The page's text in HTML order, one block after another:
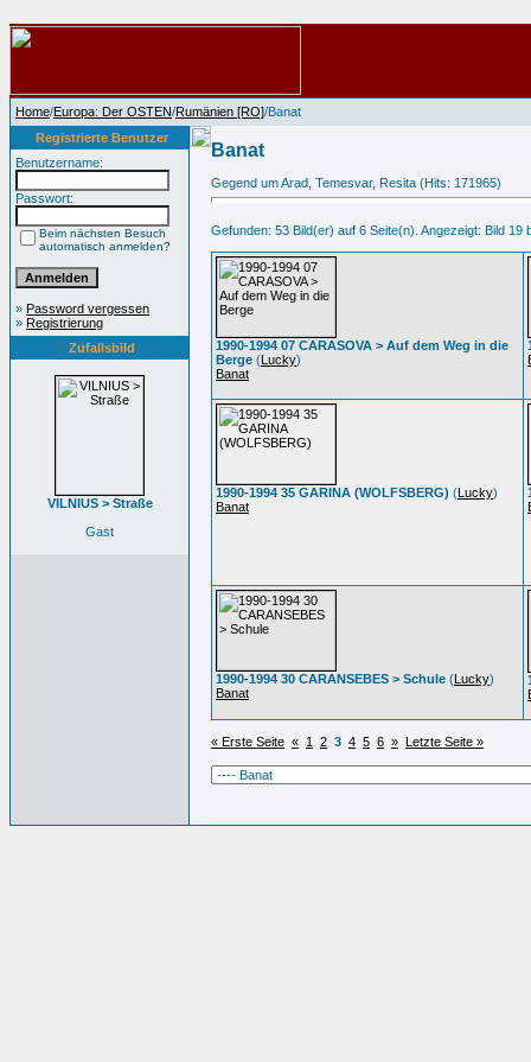
Home/Europa: Der OSTEN/Rumänien [RO]/Banat
Registrierte Benutzer
Benutzername:
Passwort:
Beim nächsten Besuch
automatisch anmelden?
» Password vergessen
» Registrierung
Zufallsbild
VILNIUS > Straße
Gast
Banat
Gegend um Arad, Temesvar, Resita (Hits: 171965)
Gefunden: 53 Bild(er) auf 6 Seite(n). Angezeigt: Bild 19
1990-1994 07 CARASOVA > Auf dem Weg in die
Berge (Lucky)
Banat
1990-1994 35 GARINA (WOLFSBERG) (Lucky)
Banat
1990-1994 30 CARANSEBES > Schule (Lucky)
Banat
« Erste Seite « 1 2 3 4 5 6 » Letzte Seite »